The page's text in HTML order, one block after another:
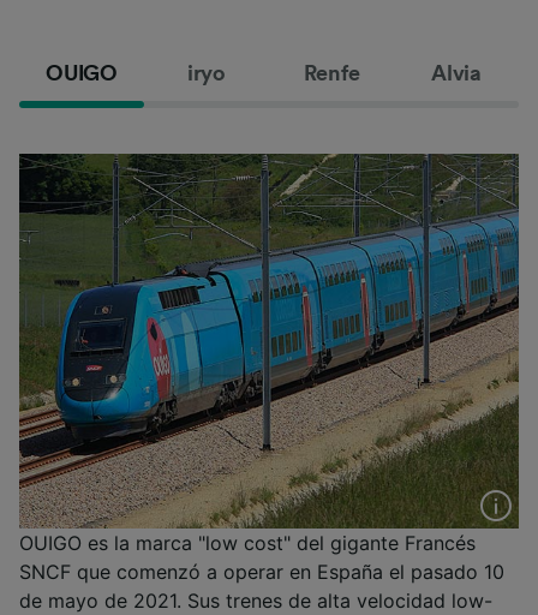
OUIGO iryo Renfe Alvia
OUIGO es la marca "low cost" del gigante Francés
SNCF que comenzó a operar en España el pasado 10
de mayo de 2021. Sus trenes de alta velocidad low-